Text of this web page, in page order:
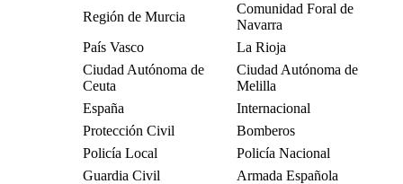
Región de Murcia
Comunidad Foral de
Navarra
País Vasco
La Rioja
Ciudad Autónoma de
Ceuta
Ciudad Autónoma de
Melilla
España
Internacional
Protección Civil
Bomberos
Policía Local
Policía Nacional
Guardia Civil
Armada Española